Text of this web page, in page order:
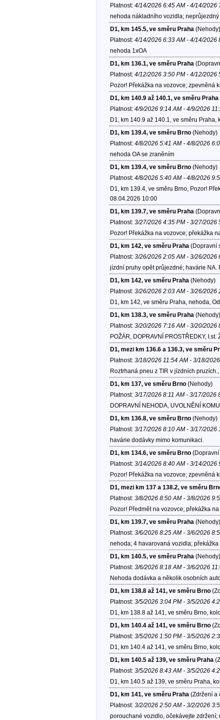
Platnost: 4/14/2026 6:45 AM - 4/14/2026
nehoda nákladního vozidla;
D1, km 145.5, ve směru Praha (Nehody)
Platnost: 4/14/2026 6:33 AM - 4/14/2026
nehoda 1xOA
D1, km 136.1, ve směru Praha
Platnost: 4/12/2026 3:50 PM - 4/12/2026
Pozor! Překážka na vozovce; zpevněná
D1, km 140.9 až 140.1, ve směru Praha
Platnost: 4/9/2026 9:14 AM - 4/9/2026
D1, km 140.9 až 140.1, ve směru Praha,
D1, km 139.4, ve směru Brno(Nehody)
Platnost: 4/8/2026 5:41 AM - 4/8/2026
nehoda OA se zraněním
D1, km 139.4, ve směru Brno(Nehody)
Platnost: 4/8/2026 5:40 AM - 4/8/2026
D1, km 139.4, ve směru Brno, Pozor!
08.04.2026 10:00
D1, km 139.7, ve směru Praha
Platnost: 3/27/2026 4:35 PM - 3/27/2026
Pozor! Překážka na vozovce; překážka
D1, km 142, ve směru Praha (Dopravní
Platnost: 3/26/2026 2:05 AM - 3/26/2026
jízdní pruhy opět průjezdné; havárie NA.
D1, km 142, ve směru Praha (Nehody)
Platnost: 3/26/2026 2:03 AM - 3/26/2026
D1, km 142, ve směru Praha, nehoda,
D1, km 138.3, ve směru Praha (Nehody)
Platnost: 3/20/2026 7:16 AM - 3/20/2026
POŽÁR, DOPRAVNÍ PROSTŘEDKY,
D1, mezi km 136.6 a 136.3, ve směru
Platnost: 3/18/2026 11:54 AM - 3/18/
Roztrhaná pneu z TIR v jízdních
D1, km 137, ve směru Brno(Nehody)
Platnost: 3/17/2026 8:11 AM - 3/17/2026
DOPRAVNÍ NEHODA, UVOLNĚNÍ
D1, km 136.8, ve směru Brno(Nehody)
Platnost: 3/17/2026 8:10 AM - 3/17/2026
havárie dodávky mimo komunikaci.
D1, km 134.6, ve směru Brno(Dopravní
Platnost: 3/14/2026 8:40 AM - 3/14/2026
Pozor! Překážka na vozovce; zpevněná
D1, mezi km 137 a 138.2, ve směru
Platnost: 3/8/2026 8:50 AM - 3/8/2026
Pozor! Předmět na vozovce; překážka
D1, km 139.7, ve směru Praha (Nehody)
Platnost: 3/6/2026 8:25 AM - 3/6/2026
nehoda; 4 havarovaná vozidla;
D1, km 140.5, ve směru Praha (Nehody)
Platnost: 3/6/2026 8:18 AM - 3/6/2026
Nehoda dodávka a několik osobních
D1, km 138.8 až 141, ve směru Brno
Platnost: 3/5/2026 3:04 PM - 3/5/2026
D1, km 138.8 až 141, ve směru Brno,
D1, km 140.4 až 141, ve směru Brno
Platnost: 3/5/2026 1:50 PM - 3/5/2026
D1, km 140.4 až 141, ve směru Brno,
D1, km 140.5 až 139, ve směru Praha
Platnost: 3/5/2026 8:43 AM - 3/5/2026
D1, km 140.5 až 139, ve směru Praha,
D1, km 141, ve směru Praha (Zdržení a
Platnost: 3/2/2026 2:50 AM - 3/2/2026
porouchané vozidlo, očekávejte